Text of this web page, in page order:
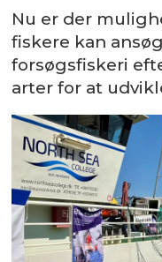
Nu er der
fiskere kan
forsøgsfiskeri
arter for at